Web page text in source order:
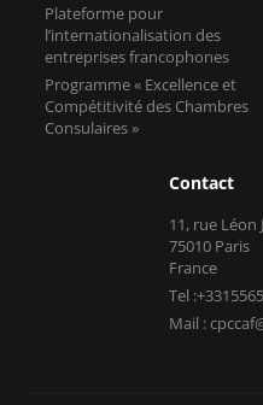
Plateforme pour
l’internationalisation des
entreprises francophones
Programme « Excellence et
Compétitivité des Chambres
Consulaires »
Contact
11, rue Léon
75010 Paris
France
Tel
Mail :